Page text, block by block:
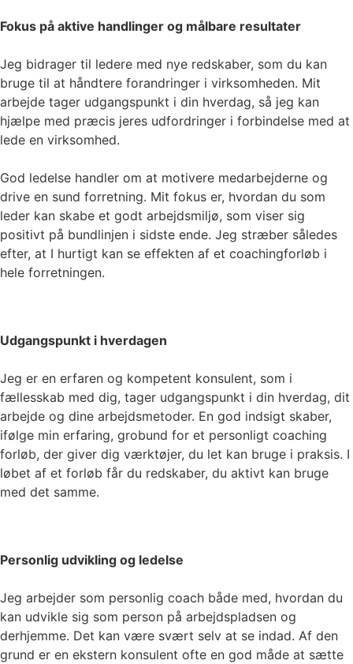
Fokus på aktive handlinger og målbare resultater
Jeg bidrager til ledere med nye redskaber, som du kan
bruge til at håndtere forandringer i virksomheden. Mit
arbejde tager udgangspunkt i din hverdag, så jeg kan
hjælpe med præcis jeres udfordringer i forbindelse med at
lede en virksomhed.
God ledelse handler om at motivere medarbejderne og
drive en sund forretning. Mit fokus er, hvordan du som
leder kan skabe et godt arbejdsmiljø, som viser sig
positivt på bundlinjen i sidste ende. Jeg stræber således
efter, at I hurtigt kan se effekten af et coachingforløb i
hele forretningen.
Udgangspunkt i hverdagen
Jeg er en erfaren og kompetent konsulent, som i
fællesskab med dig, tager udgangspunkt i din hverdag, dit
arbejde og dine arbejdsmetoder. En god indsigt skaber,
ifølge min erfaring, grobund for et personligt coaching
forløb, der giver dig værktøjer, du let kan bruge i praksis. I
løbet af et forløb får du redskaber, du aktivt kan bruge
med det samme.
Personlig udvikling og ledelse
Jeg arbejder som personlig coach både med, hvordan du
kan udvikle sig som person på arbejdspladsen og
derhjemme. Det kan være svært selv at se indad. Af den
grund er en ekstern konsulent ofte en god måde at sætte